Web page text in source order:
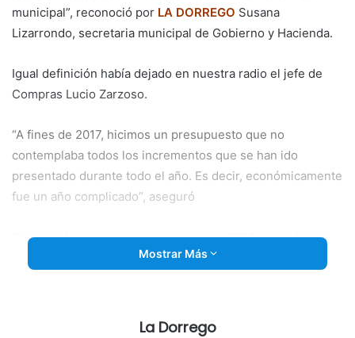
municipal”, reconoció por LA DORREGO Susana
Lizarrondo, secretaria municipal de Gobierno y Hacienda.
Igual definición había dejado en nuestra radio el jefe de
Compras Lucio Zarzoso.
“A fines de 2017, hicimos un presupuesto que no
contemplaba todos los incrementos que se han ido
presentado durante todo el año. Es decir, económicamente
fue un año complicado”, aseguró
“Pero podemos decir que terminamos 2018 con la frente
en alto, porque se han podido cumplir con todos los
todas las delegaciones”, agregó la funcionaria.
Mostrar Más
La Dorrego